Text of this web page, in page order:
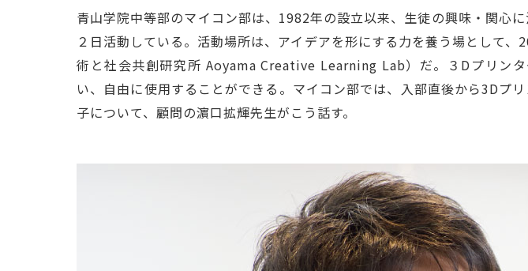
青山学院中等部のマイコン部は、1982年の設立以来、生徒の興味・関心
２日活動している。活動場所は、アイデアを形にする力を養う場として
術と社会共創研究所 Aoyama Creative Learning Lab）だ。３Dプリン
い、自由に使用することができる。マイコン部では、入部直後から3Dプ
子について、顧問の濵口拡輝先生がこう話す。